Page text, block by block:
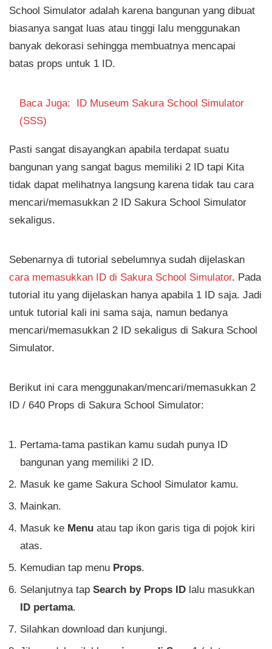
School Simulator adalah karena bangunan yang dibuat
biasanya sangat luas atau tinggi lalu menggunakan
banyak dekorasi sehingga membuatnya mencapai
batas props untuk 1 ID.
Baca Juga: ID Museum Sakura School Simulator
(SSS)
Pasti sangat disayangkan apabila terdapat suatu
bangunan yang sangat bagus memiliki 2 ID tapi Kita
tidak dapat melihatnya langsung karena tidak tau cara
mencari/memasukkan 2 ID Sakura School Simulator
sekaligus.
Sebenarnya di tutorial sebelumnya sudah dijelaskan
cara memasukkan ID di Sakura School Simulator. Pada
tutorial itu yang dijelaskan hanya apabila 1 ID saja. Jadi
untuk tutorial kali ini sama saja, namun bedanya
mencari/memasukkan 2 ID sekaligus di Sakura School
Simulator.
Berikut ini cara menggunakan/mencari/memasukkan 2
ID / 640 Props di Sakura School Simulator:
Pertama-tama pastikan kamu sudah punya ID
bangunan yang memiliki 2 ID.
Masuk ke game Sakura School Simulator kamu.
Mainkan.
Masuk ke Menu atau tap ikon garis tiga di pojok kiri
atas.
Kemudian tap menu Props.
Selanjutnya tap Search by Props ID lalu masukkan
ID pertama.
Silahkan download dan kunjungi.